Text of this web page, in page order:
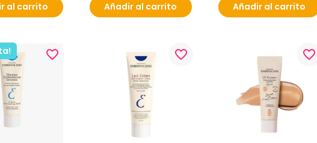
al carrito Añadir al carrito Añadir al carrito
favorite_border favorite_border favorite_border